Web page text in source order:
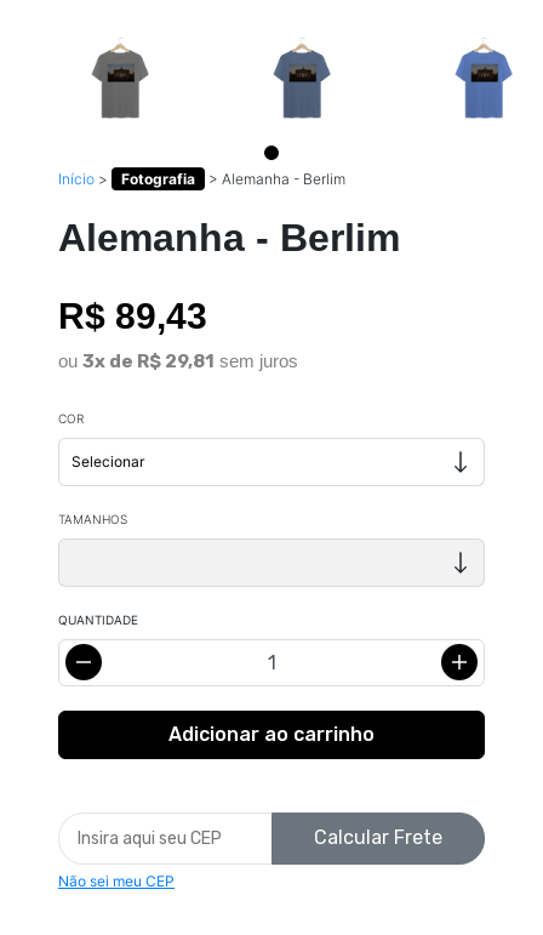
Início > Fotografia > Alemanha - Berlim
Alemanha - Berlim
R$ 89,43
ou 3x de R$ 29,81 sem juros
COR
TAMANHOS
QUANTIDADE
Calcular Frete
Não sei meu CEP